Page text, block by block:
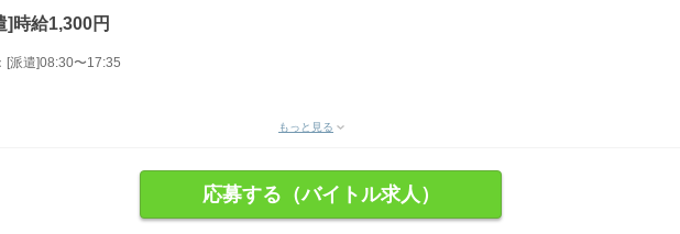
] 時給1,300円
[派遣]08:30〜17:35
もっと見る
応募する（バイトル求人）